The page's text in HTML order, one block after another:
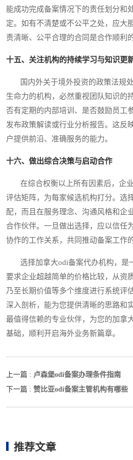
能成功完成备案情况下的责任划分和
定。如有不清楚或不公平之处，应大
责清晰、公平合理的合同是合作顺利
十五、关注机构的持续学习与知识更
国内外关于境外投资的政策法规处
生命力的机构，必然重视团队知识的
否有定期的内部培训、是否鼓励员工
发布政策解读或行业分析报告。这反
户提供前沿、准确服务的能力。
十六、做出综合决策与启动合作
在综合权衡以上所有因素后，企业
评估矩阵，为每家候选机构打分。选
配，而且在服务理念、沟通风格和企
合作伙伴。一旦做出选择，应以信任
协作的工作关系，共同推动备案工作
选择加拿大odi备案代办机构，是
要求企业超越简单的价格比较，从资
乃至长期价值等多个维度进行系统评
深入剖析，能为您提供清晰的思路和
最值得信赖的专业伙伴，为您的加拿
基础，顺利开启海外业务新篇章。
上一篇 : 卢森堡odi备案办理条件指南
下一篇 : 赞比亚odi备案主管机构有哪些
推荐文章